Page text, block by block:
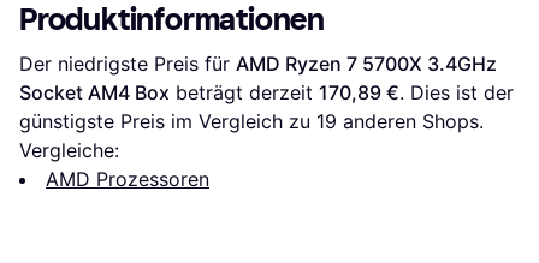
Produktinformationen
Der niedrigste Preis für AMD Ryzen 7 5700X 3.4GHz
Socket AM4 Box beträgt derzeit 170,89 €. Dies ist der
günstigste Preis im Vergleich zu 19 anderen Shops.
Vergleiche:
AMD Prozessoren